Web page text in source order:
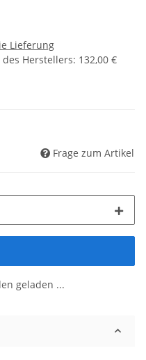
Lieferung
Herstellers: 132,00 €
Frage zum Artikel
geladen ...